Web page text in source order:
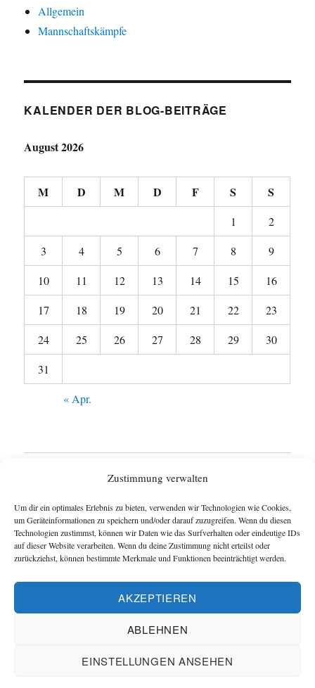
Zustimmung verwalten
Um dir ein optimales Erlebnis zu bieten, verwenden wir Technologien wie Cookies,
um Geräteinformationen zu speichern und/oder darauf zuzugreifen. Wenn du diesen
Technologien zustimmst, können wir Daten wie das Surfverhalten oder eindeutige IDs
auf dieser Website verarbeiten. Wenn du deine Zustimmung nicht erteilst oder
zurückziehst, können bestimmte Merkmale und Funktionen beeinträchtigt werden.
AKZEPTIEREN
ABLEHNEN
EINSTELLUNGEN ANSEHEN
Allgemein
Mannschaftskämpfe
KALENDER DER BLOG-BEITRÄGE
August 2026
M D M D F S S
1
2
3
4 5 6 7 8
9
10
11 12 13 14 15
16
17
18 19 20 21 22
23
24
25 26 27 28 29
30
31
« Apr.
Wie funktioniert das Blog ?
anzeigen
Impressum
Cookie-Richtlinie (EU)
Datenschutzerklärung
Mit Stolz präsentiert von Schachverein